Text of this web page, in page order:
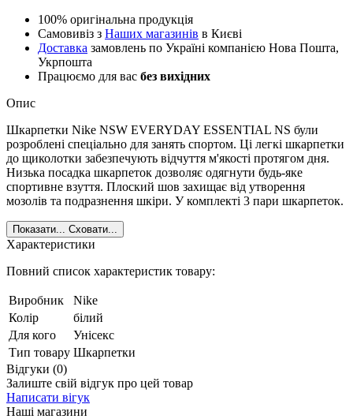
100% оригінальна продукція
Самовивіз з Наших магазинів в Києві
Доставка замовлень по Україні компанією Нова Пошта,
Укрпошта
Працюємо для вас без вихідних
Опис
Шкарпетки Nike NSW EVERYDAY ESSENTIAL NS були
розроблені спеціально для занять спортом. Ці легкі шкарпетки
до щиколотки забезпечують відчуття м'якості протягом дня.
Низька посадка шкарпеток дозволяє одягнути будь-яке
спортивне взуття. Плоский шов захищає від утворення
мозолів та подразнення шкіри. У комплекті 3 пари шкарпеток.
Показати... Сховати...
Характеристики
Повний список характеристик товару:
Виробник
Nike
Колір
білий
Для кого
Унісекс
Тип товару Шкарпетки
Відгуки (0)
Залиште свій відгук про цей товар
Написати вігук
Наші магазини